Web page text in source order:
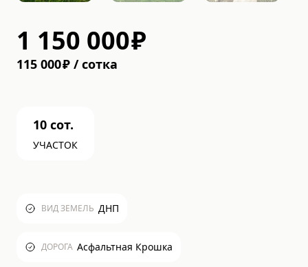
1 150 000₽
115 000₽ /cотка
10 сот.
УЧАСТОК
ВИД ЗЕМЕЛЬ ДНП
ДОРОГА Асфальтная Крошка